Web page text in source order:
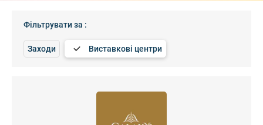
Фільтрувати за :
Заходи Виставкові центри